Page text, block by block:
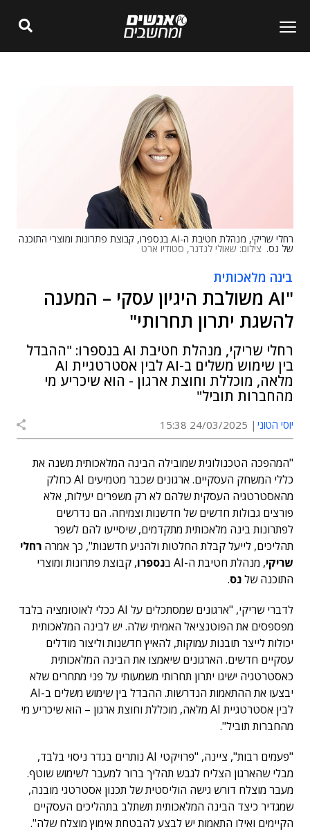
רחלי שריקי, מנהלת חטיבת ה-AI בנספרו, קבוצת פתרונות ומוצרי התוכנה
של נס. צילום: שאולי לנדנר, סטודיו ארט
בינה מלאכותית
"AI משולבת היגיון עסקי – המענה
להשגת יתרון תחרותי"
רחלי שריקי, מנהלת חטיבת AI בנספרו: "ההבדל
בין שימוש משלים ב-AI לבין אסטרטגיית AI
מלאה, מוכללת וחוצת ארגון - הוא שיכריע מי
מהחברות תוביל"
יוסי הטוני 24/03/2025 15:38
"המהפכה הטכנולוגית שמובילה הבינה המלאכותית משנה את
כללי המשחק העסקיים. ארגונים שכבר מטמיעים AI כחלק
מהאסטרטגיה העסקית שלהם לא רק משפרים יעילות, אלא
פורצים גבולות חדשים של חדשנות וצמיחה. הם נדרשים
לפתרונות בינה מלאכותית מתקדמים, שיסייעו להם לשפר
תהליכים, לייעל קבלת החלטות ולהניע חדשנות", כך אמרה רחלי
שריקי, מנהלת חטיבת ה-AI ב נספרו, קבוצת פתרונות ומוצרי
התוכנה שלנס.
לדברי שריקי, "ארגונים שמסתכלים על AI ככלי לאוטומציה בלבד
מפספסים את הפוטנציאל האמיתי שלה. יש לבינה המלאכותית
יכולות לייצר תובנות עמוקות, להאיץ חדשנות וליצור מודלים
עסקיים חדשים. הארגונים שיאמצו את הבינה המלאכותית
כאסטרטגיה ישיגו יתרון תחרותי משמעותי על פני מתחרים שלא
יבצעו את ההתאמות הנדרשות. ההבדל בין שימוש משלים ב-AI
לבין אסטרטגיית AI מלאה, מוכללת וחוצת ארגון – הוא שיכריע מי
מהחברות תוביל".
"פעמים רבות", ציינה, "פרויקטי AI נותרים בגדר ניסוי בלבד,
מבלי שהארגון הצליח לגבש תהליך ברור למעבר לשימוש שוטף.
מעבר מוצלח דורש גישה הוליסטית של תכנון אסטרטגי מובנה,
שמגדיר כיצד הבינה המלאכותית תשתלב בתהליכים העסקיים
הקיימים ואילו התאמות יש לבצע להבטחת אימוץ מוצלח שלה".